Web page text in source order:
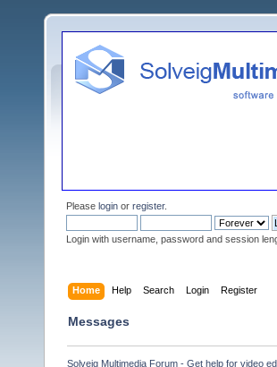
Please login or register.
Login with username, password and session
Home Help Search Login Register
Messages
Solveig Multimedia Forum - Get help for video